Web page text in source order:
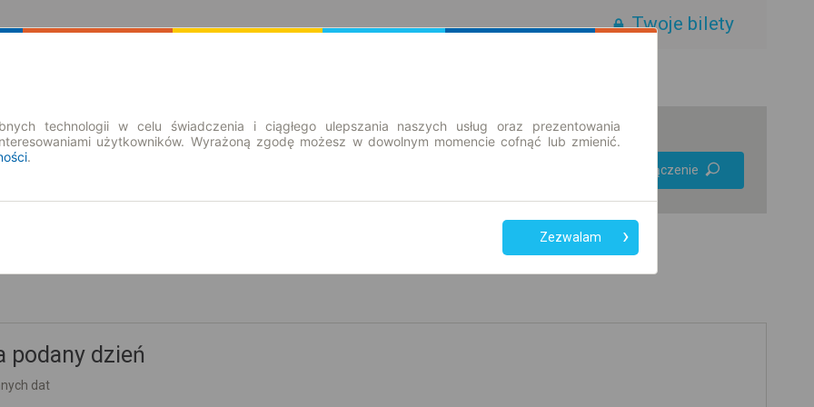
Twoje bilety
Znajdź połączenie
podany dzień
dat
technologii w celu świadczenia i ciągłego ulepszania naszych usług oraz prezentowania
użytkowników. Wyrażoną zgodę możesz w dowolnym momencie cofnąć lub zmienić.
.
Zezwalam